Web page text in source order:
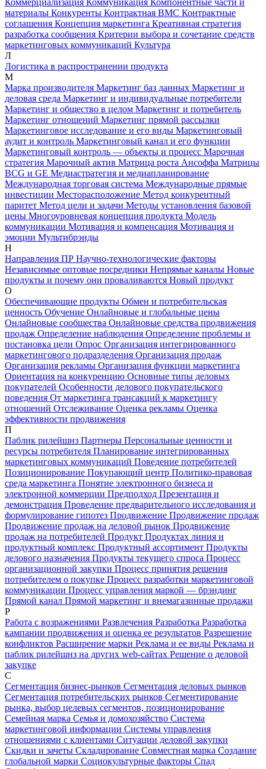
материалы Конкуренты Контрактная ВМС Контрактные
соглашения Концепция маркетинга Креативная стратегия
разработка сообщения Критерии выбора и сочетание средств
маркетинговых коммуникаций Культура
Л
Логистика в распространении продукта
М
Марка производителя Маркетинг баз данных Маркетинг и
деловая среда Маркетинг и индивидуальные потребители
Маркетинг и общество в целом Маркетинг и потребитель
Маркетинг отношений Маркетинг прямой рассылки
Маркетинговое исследование и его виды Маркетинговый
аудит и контроль Маркетинговый канал и его функции
Маркетинговый контроль — объекты и процесс Марочная
стратегия Марочный актив Матрица роста Ансоффа Матрицы
BCG и GE Медиастратегия и медиапланирование
Международная торговая система Международные прямые
инвестиции Месторасположение Метод конкурентный
паритет Метод цели и задачи Методы установления базовой
цены Многоуровневая концепция продукта Модель
коммуникации Мотивация и компенсация Мотивация и
эмоции Мультибрэнды
Н
Направления ПР Научно-технологические факторы
Независимые оптовые посредники Непрямые каналы Новые
продукты и почему они проваливаются Новый продукт
О
Обеспечивающие продукты Обмен и потребительская
ценность Обучение Онлайновые и глобальные цены
Онлайновые сообщества Онлайновые средства продвижения
продаж Определение наблюдения Определение проблемы и
постановка цели Опрос Организация интегрированного
маркетингового подразделения Организация продаж
Организация рекламы Организация функции маркетинга
Ориентация на конкуренцию Основные типы деловых
покупателей Особенности делового покупательского
поведения От маркетинга трансакций к маркетингу
отношений Отслеживание Оценка рекламы Оценка
эффективности продвижения
П
Паблик рилейшнз Партнеры Персональные ценности и
ресурсы потребителя Планирование интегрированных
маркетинговых коммуникаций Поведение потребителей
Позиционирование Покупающий центр Политико-правовая
среда маркетинга Понятие электронного бизнеса и
электронной коммерции Предподход Презентация и
демонстрация Проведение предварительного исследования и
формулирование гипотез Продвижение Продвижение продаж
Продвижение продаж на деловой рынок Продвижение
продаж на потребителей Продукт Продуктах линия и
продуктный комплекс Продуктный ассортимент Продукты
делового назначения Продукты текущего спроса Процесс
организационной закупки Процесс принятия решения
потребителем о покупке Процесс разработки маркетинговой
коммуникации Процесс управления маркой — брэндинг
Прямой канал Прямой маркетинг и внемагазинные продажи
Р
Работа с возражениями Развлечения Разработка Разработка
кампании продвижения и оценка ее результатов Разрешение
конфликтов Расширение марки Реклама и ее виды Реклама и
паблик рилейшнз на других web-сайтах Решение о деловой
закупке
С
Сегментация бизнес-рынков Сегментация деловых рынков
Сегментация потребительских рынков Сегментирование
рынка, выбор целевых сегментов, позиционирование
Семейная марка Семья и домохозяйство Система
маркетинговой информации Системы управления
отношениями с клиентами Ситуации деловой закупки
Скидки и зачеты Складирование Совместная марка Создание
глобальной марки Социокультурные факторы Спад